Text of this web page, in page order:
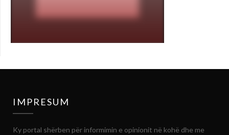
IMPRESUM
Ky portal shërben për informimin e opinionit në kohë dhe me